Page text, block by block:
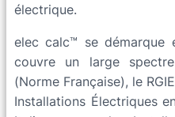
électrique.
elec calc™ se démarque
couvre un large
(Norme Française), le
Installations Électriques